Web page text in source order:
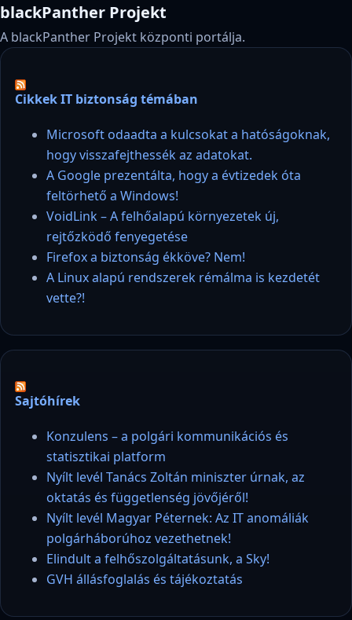
blackPanther Projekt
A blackPanther Projekt központi portálja.
Cikkek IT biztonság témában
Microsoft odaadta a kulcsokat a hatóságoknak,
hogy visszafejthessék az adatokat.
A Google prezentálta, hogy a évtizedek óta
feltörhető a Windows!
VoidLink – A felhőalapú környezetek új,
rejtőzködő fenyegetése
Firefox a biztonság ékköve? Nem!
A Linux alapú rendszerek rémálma is kezdetét
vette?!
Sajtóhírek
Konzulens – a polgári kommunikációs és
statisztikai platform
Nyílt levél Tanács Zoltán miniszter úrnak, az
oktatás és függetlenség jövőjéről!
Nyílt levél Magyar Péternek: Az IT anomáliák
polgárháborúhoz vezethetnek!
Elindult a felhőszolgáltatásunk, a Sky!
GVH állásfoglalás és tájékoztatás